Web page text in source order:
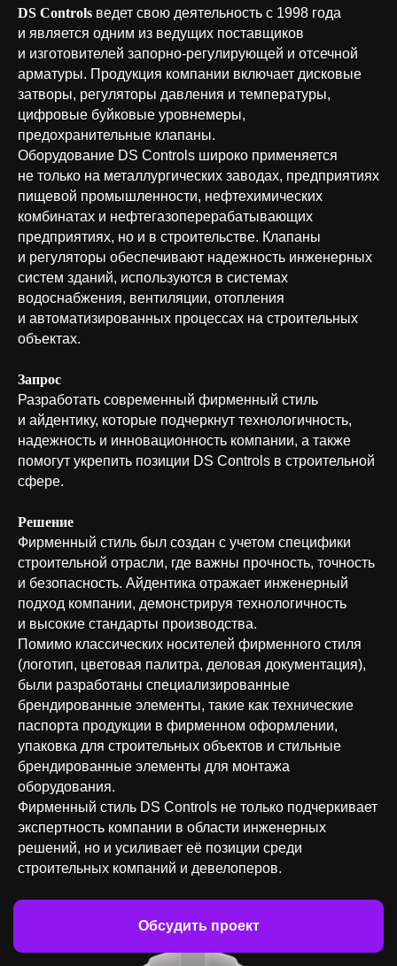
DS Controls ведет свою деятельность с 1998 года
и является одним из ведущих поставщиков
и изготовителей запорно-регулирующей и отсечной
арматуры. Продукция компании включает дисковые
затворы, регуляторы давления и температуры,
цифровые буйковые уровнемеры,
предохранительные клапаны.
Оборудование DS Controls широко применяется
не только на металлургических заводах, предприятиях
пищевой промышленности, нефтехимических
комбинатах и нефтегазоперерабатывающих
предприятиях, но и в строительстве. Клапаны
и регуляторы обеспечивают надежность инженерных
систем зданий, используются в системах
водоснабжения, вентиляции, отопления
и автоматизированных процессах на строительных
объектах.
Запрос
Разработать современный фирменный стиль
и айдентику, которые подчеркнут технологичность,
надежность и инновационность компании, а также
помогут укрепить позиции DS Controls в строительной
сфере.
Решение
Фирменный стиль был создан с учетом специфики
строительной отрасли, где важны прочность, точность
и безопасность. Айдентика отражает инженерный
подход компании, демонстрируя технологичность
и высокие стандарты производства.
Помимо классических носителей фирменного стиля
(логотип, цветовая палитра, деловая документация),
были разработаны специализированные
брендированные элементы, такие как технические
паспорта продукции в фирменном оформлении,
упаковка для строительных объектов и стильные
брендированные элементы для монтажа
оборудования.
Фирменный стиль DS Controls не только подчеркивает
экспертность компании в области инженерных
решений, но и усиливает её позиции среди
строительных компаний и девелоперов.
Обсудить проект